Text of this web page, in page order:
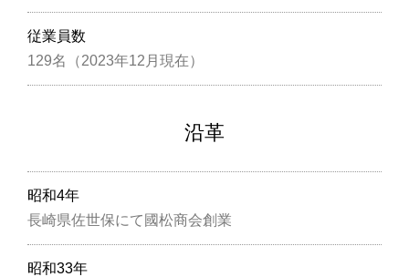
従業員数
129名（2023年12月現在）
沿革
昭和4年
長崎県佐世保にて國松商会創業
昭和33年